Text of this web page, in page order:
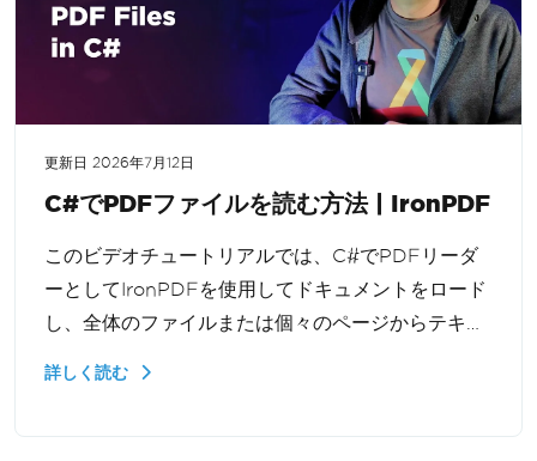
更新日 2026年7月12日
C#でPDFファイルを読む方法 | IronPDF
このビデオチュートリアルでは、C#でPDFリーダ
ーとしてIronPDFを使用してドキュメントをロード
し、全体のファイルまたは個々のページからテキス
詳しく読む